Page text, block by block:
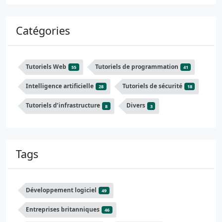
Catégories
Tutoriels Web 55 Tutoriels de programmation 41
Intelligence artificielle 28 Tutoriels de sécurité 18
Tutoriels d’infrastructure 8 Divers 3
Tags
Développement logiciel 49
Entreprises britanniques 46